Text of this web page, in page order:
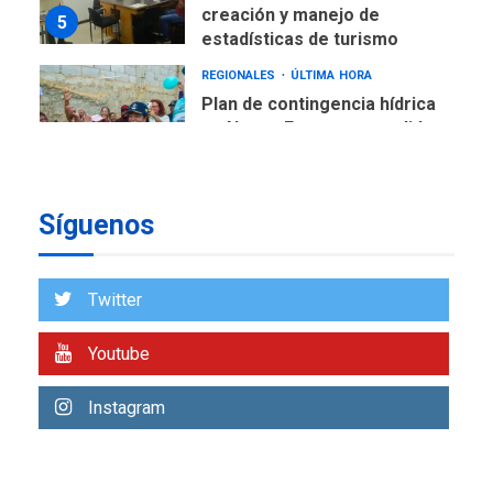
6
en Nueva Esparta consolida
avances en territorio
insular
ECONOMÍA
TITULARES
1
Margarita
REGIONALES ÚLTIMA HORA
Síguenos
Twitter
Youtube
Instagram